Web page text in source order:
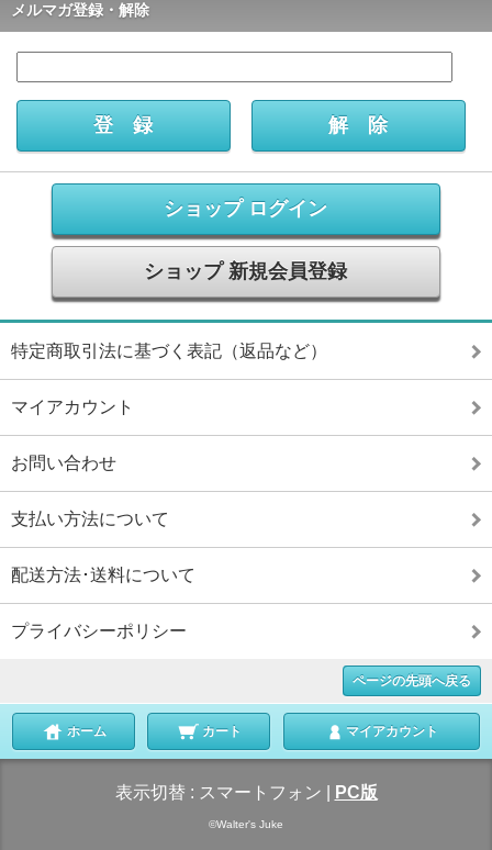
メルマガ登録・解除
ショップ ログイン
ショップ 新規会員登録
特定商取引法に基づく表記（返品など）
マイアカウント
お問い合わせ
支払い方法について
配送方法･送料について
プライバシーポリシー
ページの先頭へ戻る
ホーム カート マイアカウント
表示切替 : スマートフォン PC版
©Walter's Juke